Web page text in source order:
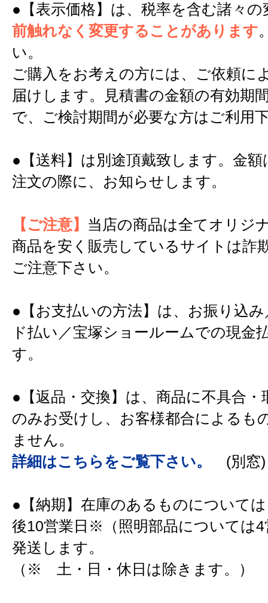
●【表示価格】は、税率を含む諸々
前触れなく変更することがあります
い。
ご購入をお考えの方には、ご依頼に
届けします。見積書の金額の有効期
で、ご検討期間が必要な方はご利用
●【送料】は別途頂戴致します。金
注文の際に、お知らせします。
【ご注意】 当店の商品は全てオリジ
商品を安く販売しているサイトは詐
ご注意下さい。
●【お支払いの方法】は、お振り込
ド払い／宝塚ショールームでの現金
す。
●【返品・交換】は、商品に不具合・
のみお受けし、お客様都合によるも
ません。
詳細はこちらをご覧下さい。
(別窓)
●【納期】在庫のあるものについて
後10営業日※（照明部品については4
発送します。
（※ 土・日・休日は除きます。）